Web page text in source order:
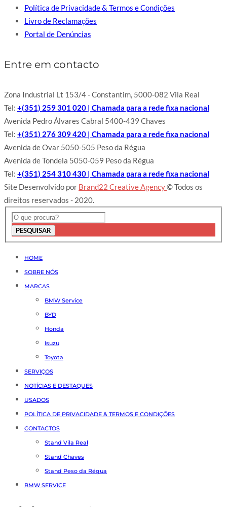
Política de Privacidade & Termos e Condições
Livro de Reclamações
Portal de Denúncias
Entre em contacto
Zona Industrial Lt 153/4 - Constantim, 5000-082 Vila Real
Tel: +(351) 259 301 020 | Chamada para a rede fixa nacional
Avenida Pedro Álvares Cabral 5400-439 Chaves
Tel: +(351) 276 309 420 | Chamada para a rede fixa nacional
Avenida de Ovar 5050-505 Peso da Régua
Avenida de Tondela 5050-059 Peso da Régua
Tel: +(351) 254 310 430 | Chamada para a rede fixa nacional
Site Desenvolvido por Brand22 Creative Agency© Todos os
direitos reservados - 2020.
PESQUISAR
HOME
SOBRE NÓS
MARCAS
BMW Service
BYD
Honda
Isuzu
Toyota
SERVIÇOS
NOTÍCIAS E DESTAQUES
USADOS
POLÍTICA DE PRIVACIDADE & TERMOS E CONDIÇÕES
CONTACTOS
Stand Vila Real
Stand Chaves
Stand Peso da Régua
BMW SERVICE